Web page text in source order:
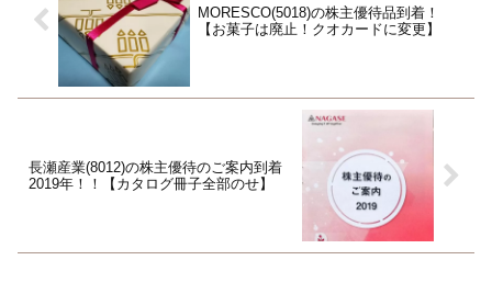
MORESCO(5018)の株主優待品到着！
【お菓子は廃止！クオカードに変更】
長瀬産業(8012)の株主優待のご案内到着
2019年！！【カタログ冊子全部のせ】